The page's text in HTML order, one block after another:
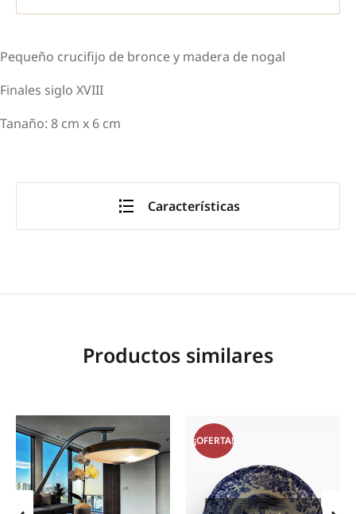
Pequeño crucifijo de bronce y madera de nogal
Finales siglo XVIII
Tanaño: 8 cm x 6 cm
Características
Productos similares
¡OFERTA!